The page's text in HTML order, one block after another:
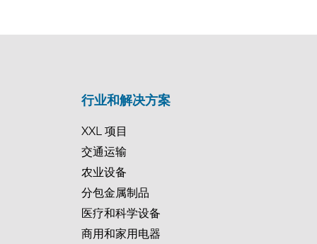
行业和解决方案
XXL 项目
交通运输
农业设备
分包金属制品
医疗和科学设备
商用和家用电器